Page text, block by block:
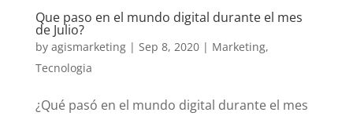
Que paso en el mundo digital durante el mes
de Julio?
by agismarketing| Sep 8, 2020| Marketing,
Tecnologia
¿Qué pasó en el mundo digital durante el mes